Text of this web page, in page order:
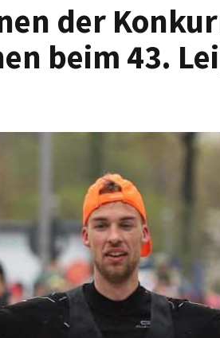
der
beim 43.